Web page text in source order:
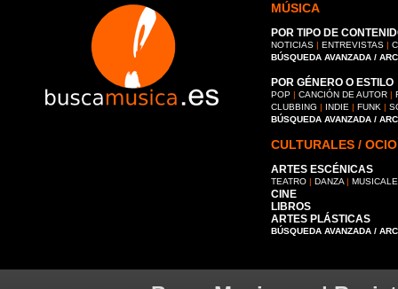
MÚSICA
POR TIPO DE
NOTICIAS | ENTREVISTAS |
BÚSQUEDA AVANZADA /
POR GÉNERO O ESTILO
POP | CANCIÓN DE AUTOR |
CLUBBING | INDIE | FUNK |
BÚSQUEDA AVANZADA /
CULTURALES / OCIO
ARTES ESCÉNICAS
TEATRO | DANZA |
CINE
LIBROS
ARTES PLÁSTICAS
BÚSQUEDA AVANZADA /